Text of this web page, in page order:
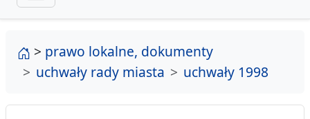
strona główna
> prawo lokalne, dokumenty
uchwały rady miasta
uchwały 1998